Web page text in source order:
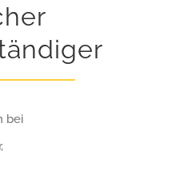
bei